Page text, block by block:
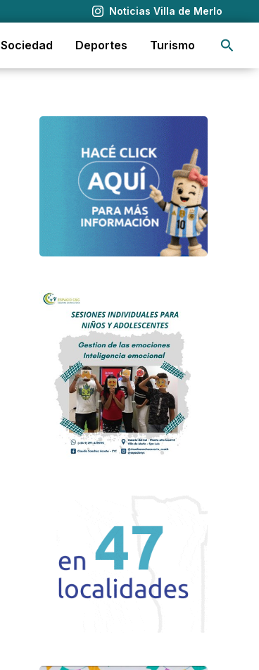
Noticias Villa de Merlo
Sociedad Deportes Turismo